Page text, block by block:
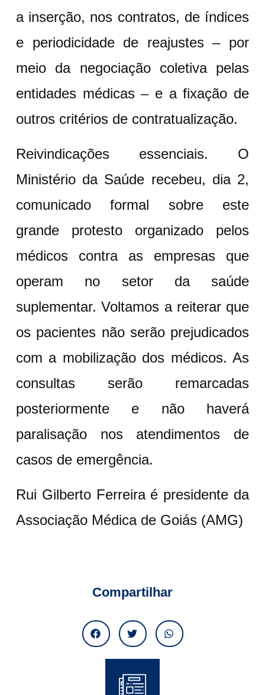
a inserção, nos contratos, de índices
e periodicidade de reajustes – por
meio da negociação coletiva pelas
entidades médicas – e a fixação de
outros critérios de contratualização.
Reivindicações essenciais. O
Ministério da Saúde recebeu, dia 2,
comunicado formal sobre este
grande protesto organizado pelos
médicos contra as empresas que
operam no setor da saúde
suplementar. Voltamos a reiterar que
os pacientes não serão prejudicados
com a mobilização dos médicos. As
consultas serão remarcadas
posteriormente e não haverá
paralisação nos atendimentos de
casos de emergência.
Rui Gilberto Ferreira é presidente da
Associação Médica de Goiás (AMG)
Compartilhar